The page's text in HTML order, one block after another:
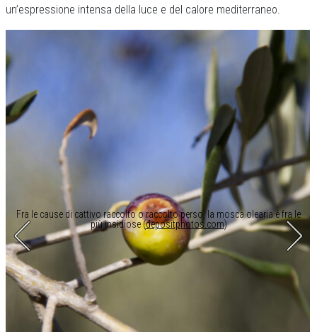
un’espressione intensa della luce e del calore mediterraneo.
Fra le cause di cattivo raccolto o raccolto perso, la mosca olearia è fra le
più insidiose (depositphotos.com)